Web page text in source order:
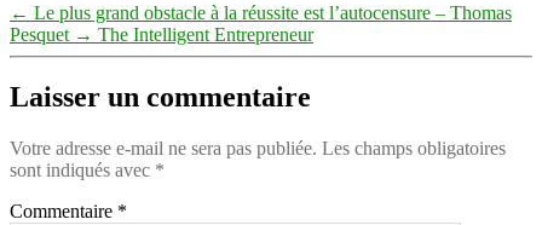
← Le plus grand obstacle à la réussite est l’autocensure – Thomas
Pesquet → The Intelligent Entrepreneur
Laisser un commentaire
Votre adresse e-mail ne sera pas publiée. Les champs obligatoires
sont indiqués avec *
Commentaire *